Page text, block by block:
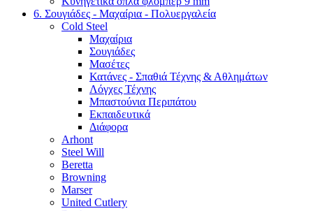
6. Σουγιάδες - Μαχαίρια - Πολυεργαλεία
Cold Steel
Μαχαίρια
Σουγιάδες
Μασέτες
Κατάνες - Σπαθιά Τέχνης & Αθλημάτων
Λόγχες Τέχνης
Μπαστούνια Περιπάτου
Εκπαιδευτικά
Διάφορα
Arhont
Steel Will
Beretta
Browning
Marser
United Cutlery